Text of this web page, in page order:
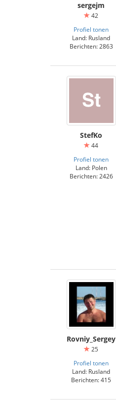
sergejm
42
Profiel tonen
Land: Rusland
Berichten: 2863
StefKo
44
Profiel tonen
Land: Polen
Berichten: 2426
Rovniy_Sergey
25
Profiel tonen
Land: Rusland
Berichten: 415